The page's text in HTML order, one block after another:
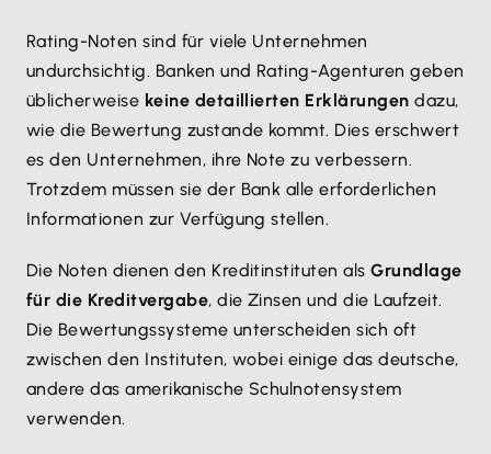
Rating-Noten sind für viele Unternehmen
undurchsichtig. Banken und Rating-Agenturen geben
üblicherweise keine detaillierten Erklärungen dazu,
wie die Bewertung zustande kommt. Dies erschwert
es den Unternehmen, ihre Note zu verbessern.
Trotzdem müssen sie der Bank alle erforderlichen
Informationen zur Verfügung stellen.
Die Noten dienen den Kreditinstituten alsGrundlage
für die Kreditvergabe, die Zinsen und die Laufzeit.
Die Bewertungssysteme unterscheiden sich oft
zwischen den Instituten, wobei einige das deutsche,
andere das amerikanische Schulnotensystem
verwenden.